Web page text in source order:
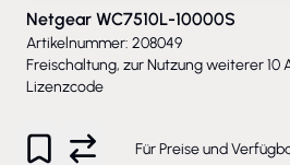
Netgear WC7510L-10000S
Artikelnummer: 208049
Freischaltung, zur Nutzung weiterer 10
Lizenzcode
Für Preise und